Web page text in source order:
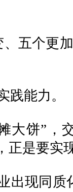
个更加
能力。
饼”，交
正是要实
现同质